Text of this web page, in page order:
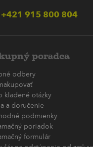
+421 915 800 804
poradca
odbery
kladené otázky
a doručenie
podmienky
poriadok
formulár